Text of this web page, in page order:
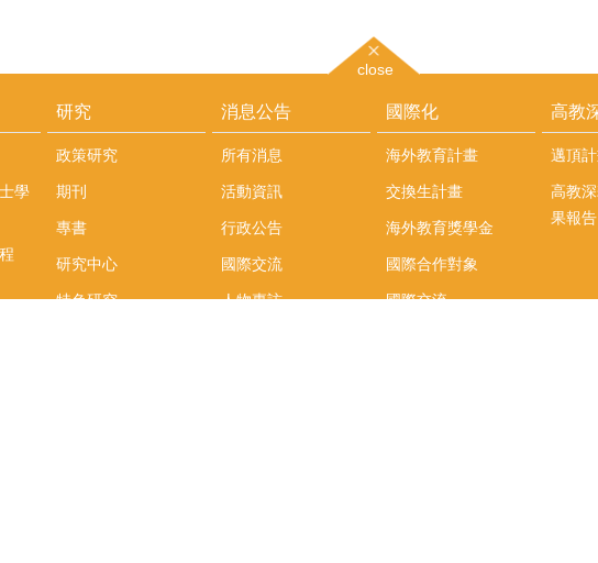
close
學
研究
政策研究
期刊
專書
研究中心
特色研究
消息公告
所有消息
活動資訊
行政公告
國際交流
人物專訪
國際化
海外教育計畫
交換生計畫
海外教育獎學金
國際合作對象
國際交流
高教
邁頂
高教
果報告